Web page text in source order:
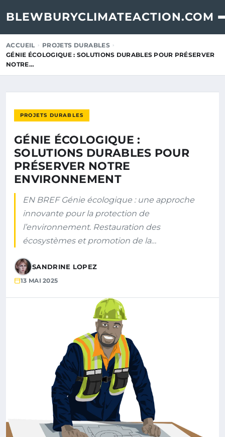
BLEWBURYCLIMATEACTION.COM
ACCUEIL
PROJETS DURABLES
GÉNIE ÉCOLOGIQUE : SOLUTIONS DURABLES POUR PRÉSERVER
NOTRE…
PROJETS DURABLES
GÉNIE ÉCOLOGIQUE :
SOLUTIONS DURABLES POUR
PRÉSERVER NOTRE
ENVIRONNEMENT
EN BREF Génie écologique : une approche
innovante pour la protection de
l’environnement. Restauration des
écosystèmes et promotion de la…
SANDRINE LOPEZ
13 MAI 2025